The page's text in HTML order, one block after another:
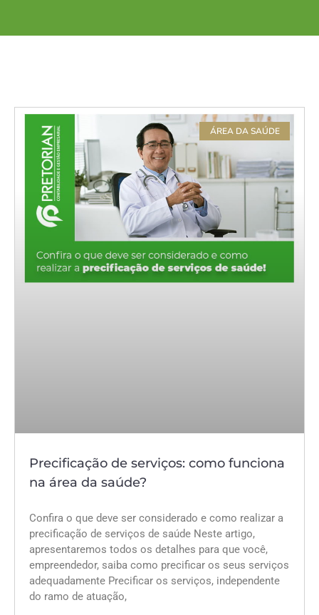
ÁREA DA SAÚDE
Precificação de serviços: como funciona
na área da saúde?
Confira o que deve ser considerado e como realizar a
precificação de serviços de saúde Neste artigo,
apresentaremos todos os detalhes para que você,
empreendedor, saiba como precificar os seus serviços
adequadamente Precificar os serviços, independente
do ramo de atuação,